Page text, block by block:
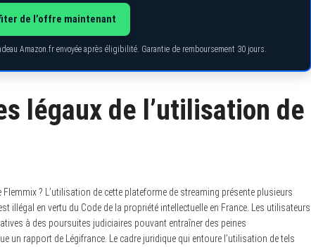
de l’offre maintenant
Amazon.fr envoyée après éligibilité. Garantie de remboursement 30 jours.
légaux de l’utilisation de
? L’utilisation de cette plateforme de streaming présente plusieurs
illégal en vertu du Code de la propriété intellectuelle en France. Les utilisateurs
à des poursuites judiciaires pouvant entraîner des peines
un rapport de Légifrance. Le cadre juridique qui entoure l’utilisation de tels